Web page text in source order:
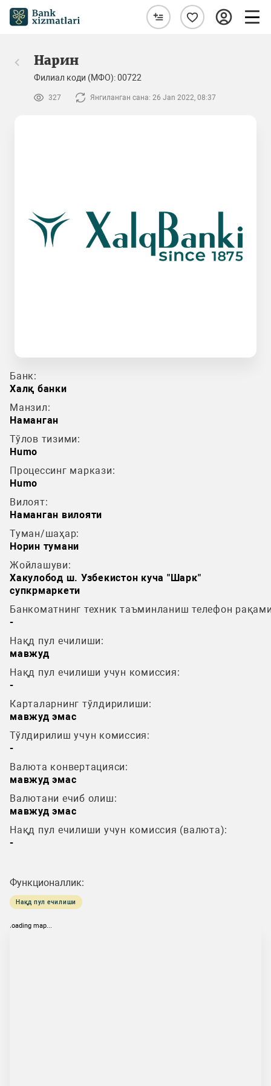
Нарин
Филиал коди (МФО): 00722
327 Янгиланган сана: 26 Jan 2022, 08:37
Банк:
Халқ банки
Манзил:
Наманган
Тўлов тизими:
Humo
Процессинг маркази:
Humo
Вилоят:
Наманган вилояти
Туман/шаҳар:
Норин тумани
Жойлашуви:
Хакулобод ш. Узбекистон куча "Шарк"
супкрмаркети
Банкоматнинг техник таъминланиш телефон
-
Нақд пул ечилиши:
мавжуд
Нақд пул ечилиши учун комиссия:
-
Карталарнинг тўлдирилиши:
мавжуд эмас
Тўлдирилиш учун комиссия:
-
Валюта конвертацияси:
мавжуд эмас
Валютани ечиб олиш:
мавжуд эмас
Нақд пул ечилиши учун комиссия (валюта):
-
Функционаллик:
Нақд пул ечилиши
loading map...